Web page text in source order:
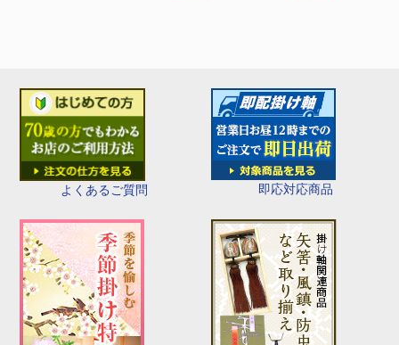
よくあるご質問 即応対応商品